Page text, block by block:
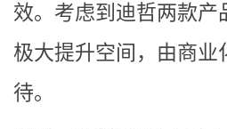
效。考虑到迪哲两款
极大提升空间，由商
待。